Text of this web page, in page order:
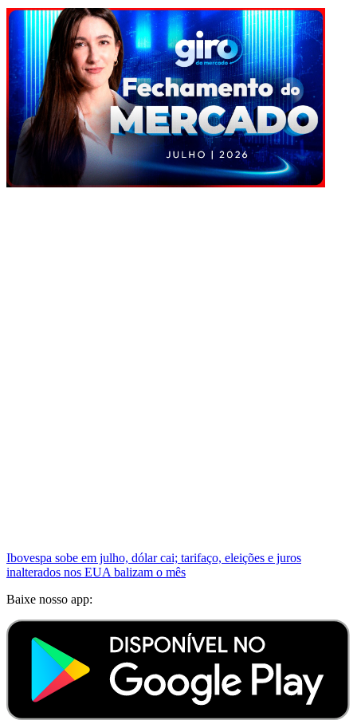
Ibovespa sobe em julho, dólar cai; tarifaço, eleições e juros
inalterados nos EUA balizam o mês
Baixe nosso app: